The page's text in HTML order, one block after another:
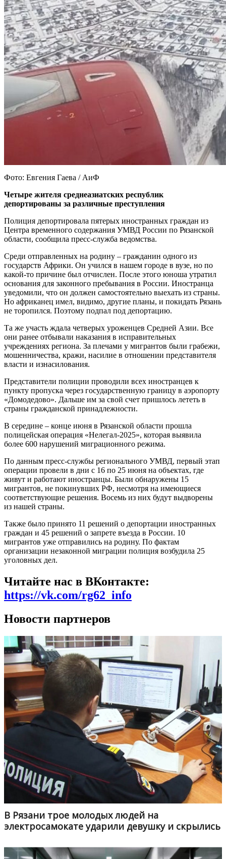
Фото: Евгения Гаева / АиФ
Четыре жителя среднеазиатских республик
депортированы за различные преступления
Полиция депортировала пятерых иностранных граждан из
Центра временного содержания УМВД России по Рязанской
области, сообщила пресс-служба ведомства.
Среди отправленных на родину – гражданин одного из
государств Африки. Он учился в нашем городе в вузе, но по
какой-то причине был отчислен. После этого юноша утратил
основания для законного пребывания в России. Иностранца
уведомили, что он должен самостоятельно выехать из страны.
Но африканец имел, видимо, другие планы, и покидать Рязань
не торопился. Поэтому подпал под депортацию.
Та же участь ждала четверых уроженцев Средней Азии. Все
они ранее отбывали наказания в исправительных
учреждениях региона. За плечами у мигрантов были грабежи,
мошенничества, кражи, насилие в отношении представителя
власти и изнасилования.
Представители полиции проводили всех иностранцев к
пункту пропуска через государственную границу в аэропорту
«Домодедово». Дальше им за свой счет пришлось лететь в
страны гражданской принадлежности.
В середине – конце июня в Рязанской области прошла
полицейская операция «Нелегал-2025», которая выявила
более 600 нарушений миграционного режима.
По данным пресс-службы регионального УМВД, первый этап
операции провели в дни с 16 по 25 июня на объектах, где
живут и работают иностранцы. Были обнаружены 15
мигрантов, не покинувших РФ, несмотря на имеющиеся
соответствующие решения. Восемь из них будут выдворены
из нашей страны.
Также было принято 11 решений о депортации иностранных
граждан и 45 решений о запрете въезда в России. 10
мигрантов уже отправились на родину. По фактам
организации незаконной миграции полиция возбудила 25
уголовных дел.
Читайте нас в ВКонтакте:
https://vk.com/rg62_info
Новости партнеров
В Рязани трое молодых людей на
электросамокате ударили девушку и скрылись